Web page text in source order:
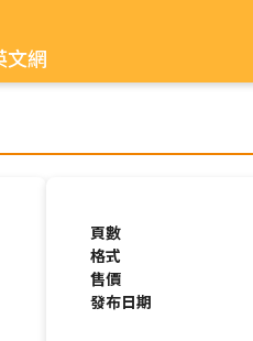
文網
頁數
格式
售價
發布日期